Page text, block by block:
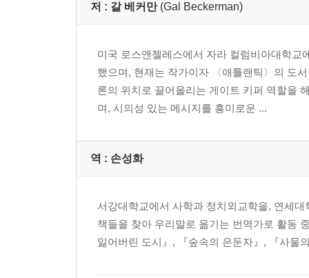
저 : 갈 베커만 (Gal Beckerman)
미국 로스앤젤레스에서 자라 컬럼비아대학
했으며, 현재는 작가이자 〈애틀랜틱〉의 도
론의 위치로 끌어올리는 게이트 키퍼 역할을
며, 시의성 있는 메시지를 흥미로운 ...
역 : 손성화
서강대학교에서 사학과 정치외교학을, 연세
책들을 찾아 우리말로 옮기는 번역가로 활동
잃어버린 도시』, 『숲속의 은둔자』, 『사물